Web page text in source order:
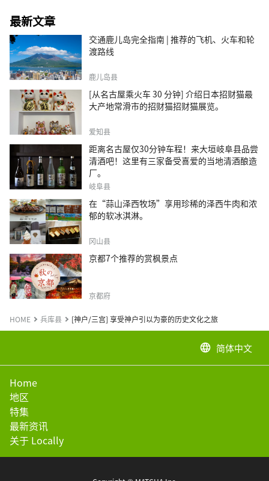
最新文章
交通鹿儿岛完全指南 | 推荐的飞机、火车和轮
渡路线
鹿儿岛县
[从名古屋乘火车 30 分钟] 介绍日本招财猫最
大产地常滑市的招财猫招财猫展览。
爱知县
距离名古屋仅30分钟车程！来大垣岐阜县品尝
清酒吧！这里有三家备受喜爱的当地清酒酿造
厂。
岐阜县
在“蒜山泽西牧场”享用珍稀的泽西牛肉和浓
郁的软冰淇淋。
冈山县
京都7个推荐的赏枫景点
京都府
HOME 兵库县 [神户/三宫] 享受神户引以为豪的历史文化之旅
language 简体中文
Home
地区
特集
最新资讯
关于 Locally